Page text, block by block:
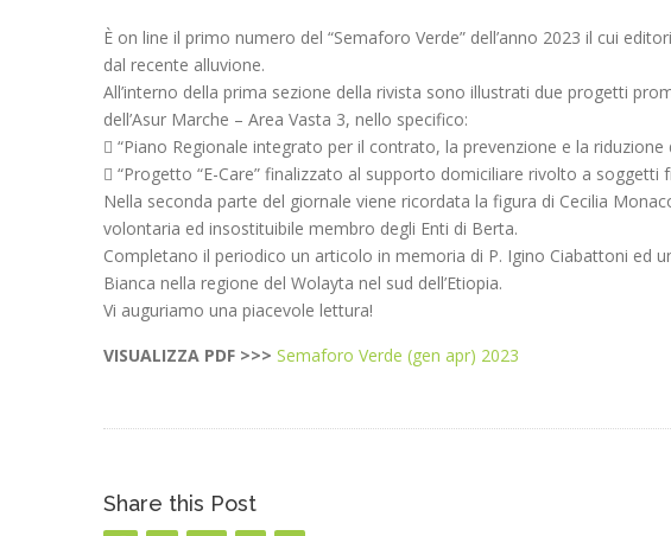
È on line il primo numero del “Semaforo Verde” dell’anno 2023 il cui
dal recente alluvione.
All’interno della prima sezione della rivista sono illustrati due progetti
dell’Asur Marche – Area Vasta 3, nello specifico:
 “Piano Regionale integrato per il contrato, la prevenzione e la riduzione
 “Progetto “E-Care” finalizzato al supporto domiciliare rivolto a soggetti
Nella seconda parte del giornale viene ricordata la figura di Cecilia
volontaria ed insostituibile membro degli Enti di Berta.
Completano il periodico un articolo in memoria di P. Igino Ciabattoni ed
Bianca nella regione del Wolayta nel sud dell’Etiopia.
Vi auguriamo una piacevole lettura!
VISUALIZZA PDF >>> Semaforo Verde (gen apr) 2023
Share this Post